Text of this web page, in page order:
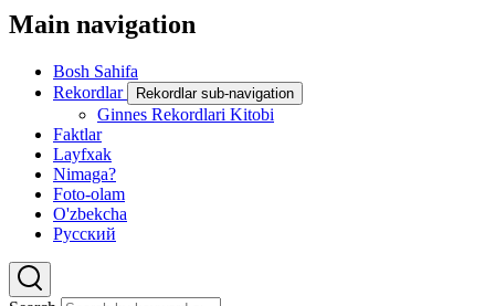
Main navigation
Bosh Sahifa
Rekordlar
Rekordlar sub-navigation
Ginnes Rekordlari Kitobi
Faktlar
Layfxak
Nimaga?
Foto-olam
O'zbekcha
Русский